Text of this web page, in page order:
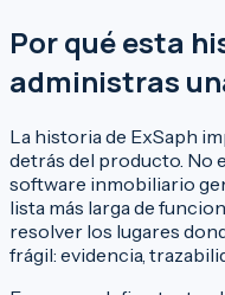
Por qué esta
administras
La historia de ExSaph
detrás del producto. No
software inmobiliario
lista más larga de
resolver los lugares
frágil: evidencia,